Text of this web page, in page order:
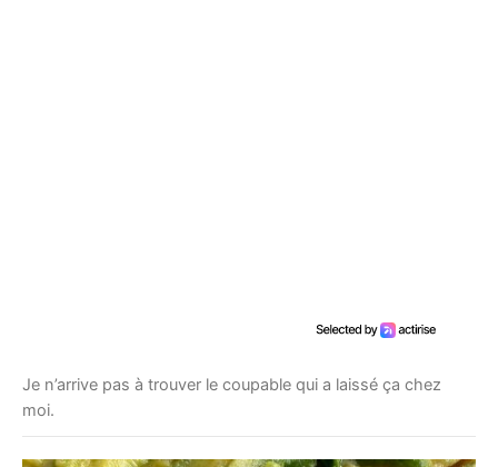
Je n’arrive pas à trouver le coupable qui a laissé ça chez
moi.